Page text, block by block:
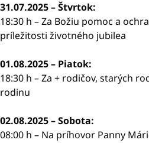
31.07.2025 – Štvrtok:
18:30 h – Za Božiu pomoc a
príležitosti životného jubilea
01.08.2025 – Piatok:
18:30 h – Za + rodičov, starých
rodinu
02.08.2025 – Sobota:
08:00 h – Na príhovor Panny